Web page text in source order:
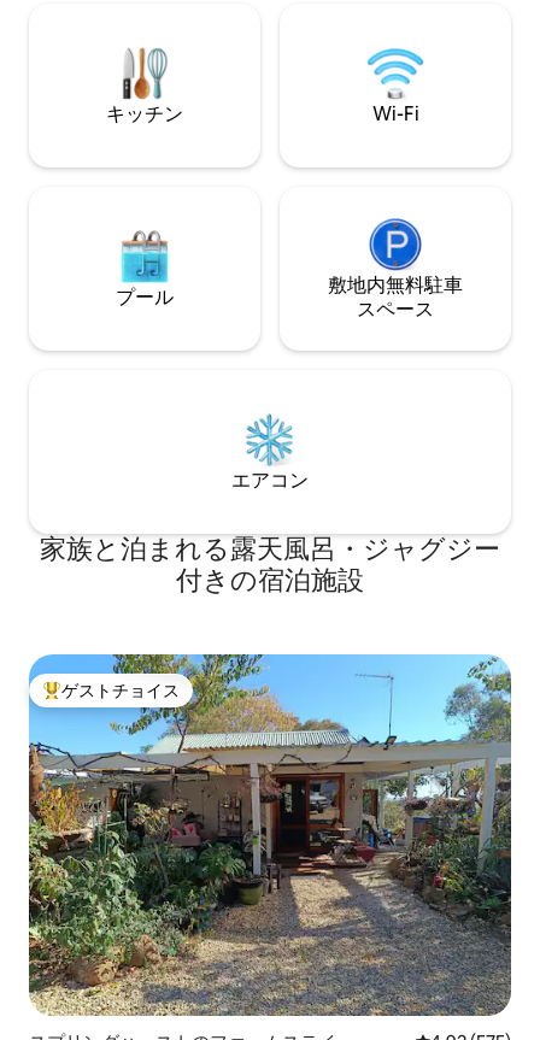
り道： シドニー ↔ メルボルン キャンベ
ラ ↔ タスマニア 🛏 4名様宿泊可能： ク
イーンベッド1台 シングルベッド2台
レイル、中国庭園
キッチン Wi-Fi
プール
敷地内無料駐⁠車
ス⁠ペ⁠ー⁠ス
エアコン
家族と泊まれる露天風呂・ジャグジー
付きの宿泊施設
大好評のゲストチョイスです。
ゲストチョイス